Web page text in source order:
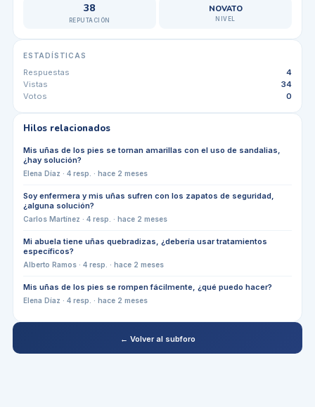
38
REPUTACIÓN
NOVATO
NIVEL
ESTADÍSTICAS
Respuestas
4
Vistas
34
Votos
0
Hilos relacionados
Mis uñas de los pies se tornan amarillas con el uso de sandalias,
¿hay solución?
Elena Díaz · 4resp. · hace 2 meses
Soy enfermera y mis uñas sufren con los zapatos de seguridad,
¿alguna solución?
Carlos Martínez · 4resp. · hace 2 meses
Mi abuela tiene uñas quebradizas, ¿debería usar tratamientos
específicos?
Alberto Ramos· 4resp. · hace 2 meses
Mis uñas de los pies se rompen fácilmente, ¿qué puedo hacer?
Elena Díaz · 4resp. · hace 2 meses
← Volver al subforo